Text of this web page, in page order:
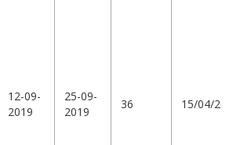
12-09-
2019
25-09-
2019
36 15/04/